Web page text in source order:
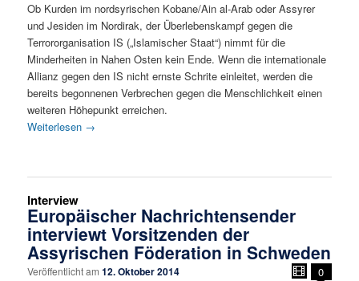
Ob Kurden im nordsyrischen Kobane/Ain al-Arab oder Assyrer
und Jesiden im Nordirak, der Überlebenskampf gegen die
Terrororganisation IS („Islamischer Staat“) nimmt für die
Minderheiten in Nahen Osten kein Ende. Wenn die internationale
Allianz gegen den IS nicht ernste Schrite einleitet, werden die
bereits begonnenen Verbrechen gegen die Menschlichkeit einen
weiteren Höhepunkt erreichen.
Weiterlesen →
Interview
Europäischer Nachrichtensender
interviewt Vorsitzenden der
Assyrischen Föderation in Schweden
Veröffentlicht am12. Oktober 2014 0